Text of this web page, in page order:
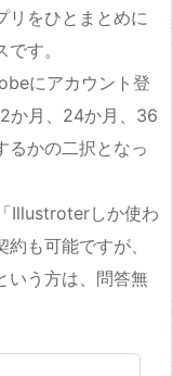
リをひとまとめに
す。
にアカウント登
か月、24か月、36
るかの二択となっ
Illustroterしか使わ
も可能ですが、
いう方は、問答無